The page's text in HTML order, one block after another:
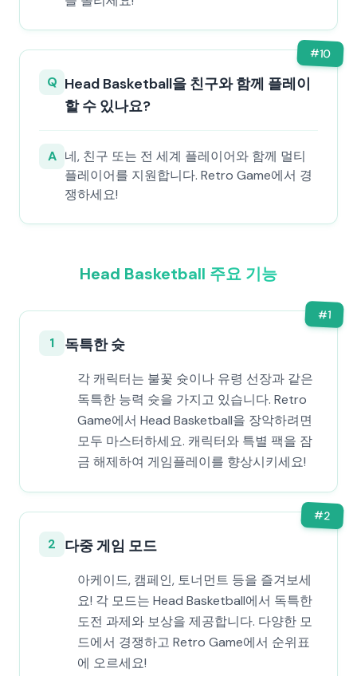
#10
Q Head Basketball을 친구와 함께 플레이
할 수 있나요?
A 네, 친구 또는 전 세계 플레이어와 함께 멀티
플레이어를 지원합니다. Retro Game에서 경
쟁하세요!
Head Basketball 주요 기능
#1
1 독특한 슛
각 캐릭터는 불꽃 슛이나 유령 선장과 같은
독특한 능력 슛을 가지고 있습니다. Retro
Game에서 Head Basketball을 장악하려면
모두 마스터하세요. 캐릭터와 특별 팩을 잠
금 해제하여 게임플레이를 향상시키세요!
#2
2 다중 게임 모드
아케이드, 캠페인, 토너먼트 등을 즐겨보세
요! 각 모드는 Head Basketball에서 독특한
도전 과제와 보상을 제공합니다. 다양한 모
드에서 경쟁하고 Retro Game에서 순위표
에 오르세요!